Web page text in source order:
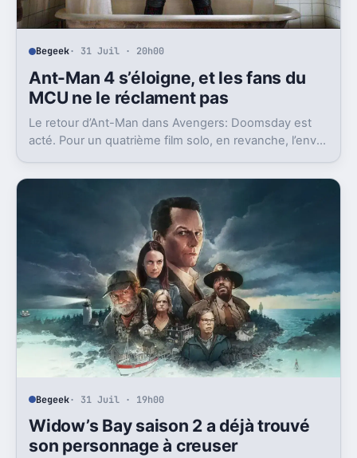
Begeek· 31 Juil · 20h00
Ant-Man 4 s’éloigne, et les fans du
MCU ne le réclament pas
Le retour d’Ant-Man dans Avengers: Doomsday est
acté. Pour un quatrième film solo, en revanche, l’envie
autre chose.
Begeek· 31 Juil · 19h00
Widow’s Bay saison 2 a déjà trouvé
son personnage à creuser